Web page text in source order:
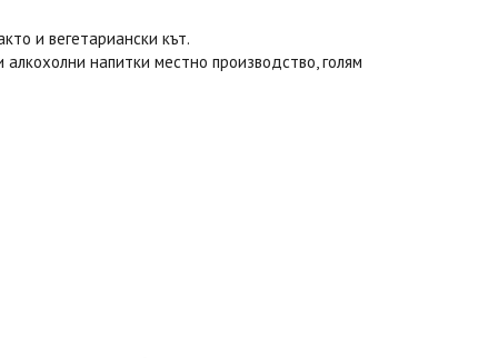
и вегетариански кът.
напитки местно производство, голям